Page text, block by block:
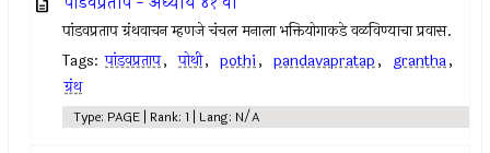
पांडवप्रताप ग्रंथवाचन म्हणजे चंचल मनाला भक्तियोगाकडे वळविण्याचा प्रवास.
Tags: पांडवप्रताप, पोथी, pothi, pandavapratap, grantha,
ग्रंथ
Type: PAGE | Rank: 1 | Lang: N/A